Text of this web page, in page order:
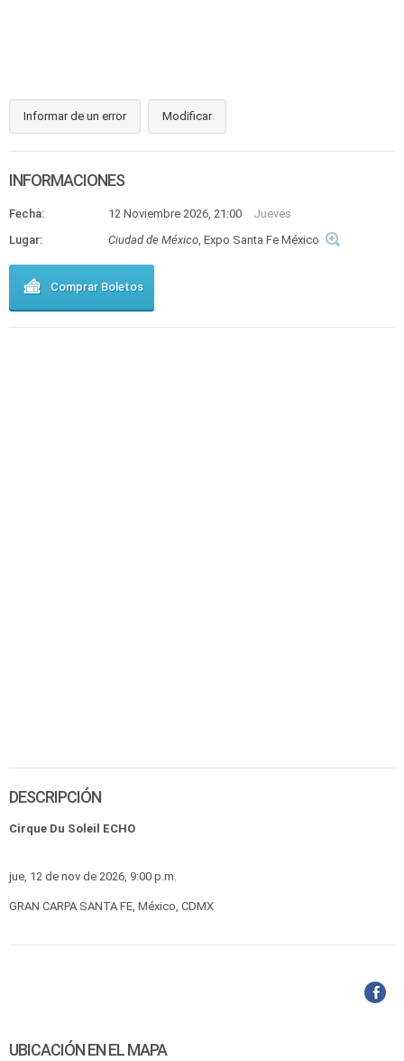
Informar de un error Modificar
INFORMACIONES
Fecha: 12 Noviembre 2026, 21:00
Jueves
Lugar:
Ciudad de México, Expo Santa Fe México
Comprar Boletos
DESCRIPCIÓN
Cirque Du Soleil ECHO
jue, 12 de nov de 2026, 9:00 p.m.
GRAN CARPA SANTA FE, México, CDMX
UBICACIÓN EN EL MAPA